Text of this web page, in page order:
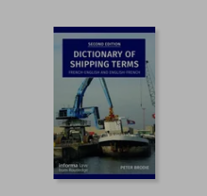
40%
dcto.
$ 924.39
$ 554.63